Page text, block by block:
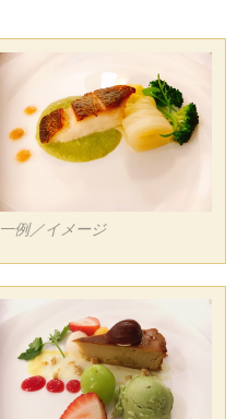
一例／イメージ